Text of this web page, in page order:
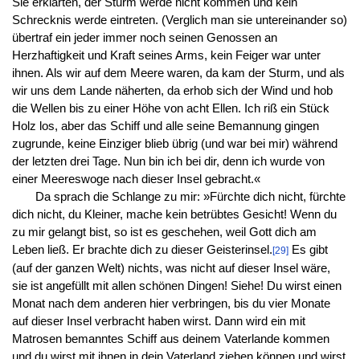
Sie erklärten, der Sturm werde nicht kommen und kein
Schrecknis werde eintreten. (Verglich man sie untereinander so)
übertraf ein jeder immer noch seinen Genossen an
Herzhaftigkeit und Kraft seines Arms, kein Feiger war unter
ihnen. Als wir auf dem Meere waren, da kam der Sturm, und als
wir uns dem Lande näherten, da erhob sich der Wind und hob
die Wellen bis zu einer Höhe von acht Ellen. Ich riß ein Stück
Holz los, aber das Schiff und alle seine Bemannung gingen
zugrunde, keine Einziger blieb übrig (und war bei mir) während
der letzten drei Tage. Nun bin ich bei dir, denn ich wurde von
einer Meereswoge nach dieser Insel gebracht.«
Da sprach die Schlange zu mir: »Fürchte dich nicht, fürchte
dich nicht, du Kleiner, mache kein betrübtes Gesicht! Wenn du
zu mir gelangt bist, so ist es geschehen, weil Gott dich am
Leben ließ. Er brachte dich zu dieser Geisterinsel. [29]Es gibt
(auf der ganzen Welt) nichts, was nicht auf dieser Insel wäre,
sie ist angefüllt mit allen schönen Dingen! Siehe! Du wirst einen
Monat nach dem anderen hier verbringen, bis du vier Monate
auf dieser Insel verbracht haben wirst. Dann wird ein mit
Matrosen bemanntes Schiff aus deinem Vaterlande kommen